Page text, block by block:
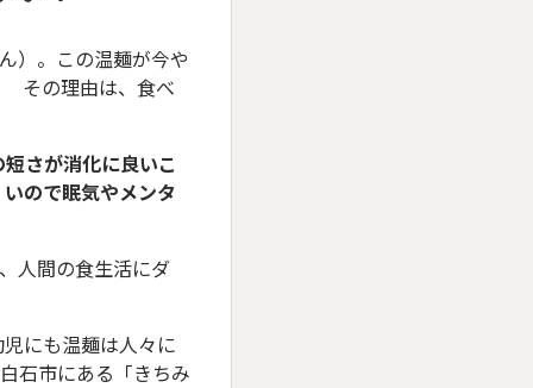
）。この温麺が今や
その理由は、食べ
さが消化に良いこ
ので眠気やメンタ
人間の食生活にダ
にも温麺は人々に
石市にある「きちみ